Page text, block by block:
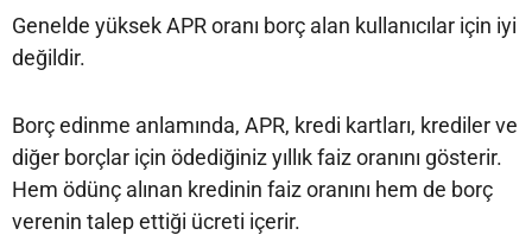
Genelde yüksek APR oranı borç alan kullanıcılar için iyi
değildir.
Borç edinme anlamında, APR, kredi kartları, krediler ve
diğer borçlar için ödediğiniz yıllık faiz oranını gösterir.
Hem ödünç alınan kredinin faiz oranını hem de borç
verenin talep ettiği ücreti içerir.